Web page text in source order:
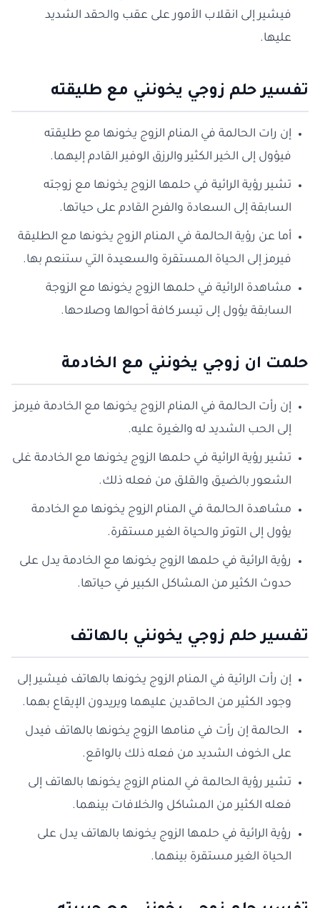
فيشير إلى انقلاب الأمور على عقب والحقد الشديد
عليها.
تفسير حلم زوجي يخونني مع طليقته
إن رات الحالمة في المنام الزوج يخونها مع طليقته
فيؤول إلى الخير الكثير والرزق الوفير القادم إليهما.
تشير رؤية الرائية في حلمها الزوج يخونها مع زوجته
السابقة إلى السعادة والفرح القادم على حياتها.
أما عن رؤية الحالمة في المنام الزوج يخونها مع الطليقة
فيرمز إلى الحياة المستقرة والسعيدة التي ستنعم بها.
مشاهدة الرائية في حلمها الزوج يخونها مع الزوجة
السابقة يؤول إلى تيسر كافة أحوالها وصلاحها.
حلمت ان زوجي يخونني مع الخادمة
إن رأت الحالمة في المنام الزوج يخونها مع الخادمة فيرمز
إلى الحب الشديد له والغيرة عليه.
تشير رؤية الرائية في حلمها الزوج يخونها مع الخادمة غلى
الشعور بالضيق والقلق من فعله ذلك.
مشاهدة الحالمة في المنام الزوج يخونها مع الخادمة
يؤول إلى التوتر والحياة الغير مستقرة.
رؤية الرائية في حلمها الزوج يخونها مع الخادمة يدل على
حدوث الكثير من المشاكل الكبير في حياتها.
تفسير حلم زوجي يخونني بالهاتف
إن رأت الرائية في المنام الزوج يخونها بالهاتف فيشير إلى
وجود الكثير من الحاقدين عليهما ويريدون الإيقاع بهما.
الحالمة إن رأت في منامها الزوج يخونها بالهاتف فيدل
على الخوف الشديد من فعله ذلك بالواقع.
تشير رؤية الحالمة في المنام الزوج يخونها بالهاتف إلى
فعله الكثير من المشاكل والخلافات بينهما.
رؤية الرائية في حلمها الزوج يخونها بالهاتف يدل على
الحياة الغير مستقرة بينهما.